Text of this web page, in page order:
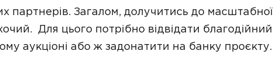
партнерів. Загалом, долучитись до масштабної
Для цього потрібно відвідати благодійний
аукціоні або ж задонатити на банку проєкту.